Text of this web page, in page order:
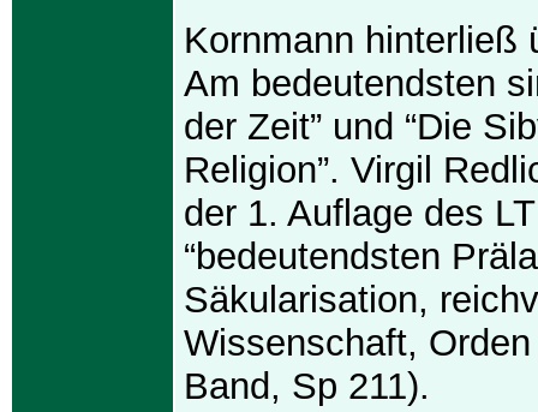
Kornmann hinterließ
Am bedeutendsten
der Zeit” und “Die
Religion”. Virgil
der 1. Auflage des
“bedeutendsten
Säkularisation,
Wissenschaft,
Band, Sp 211).